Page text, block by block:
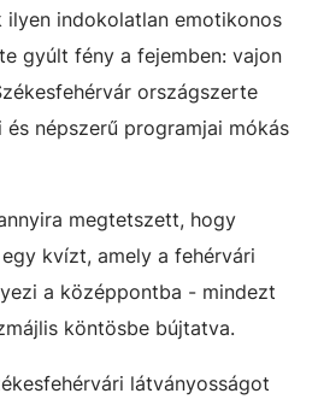
indokolatlan emotikonos
gyúlt fény a fejemben: vajon
országszerte
népszerű programjai mókás
megtetszett, hogy
kvízt, amely a fehérvári
a középpontba - mindezt
köntösbe bújtatva.
látványosságot